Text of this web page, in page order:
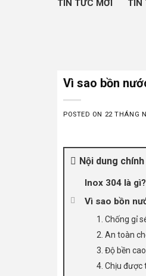
TIN TỨC MỚI TIN
Vì sao bồn
POSTED ON 22 THÁNG
Nội dung chính
Inox 304 là gì?
Vì sao bồn
1. Chống gỉ
2. An toàn
3. Độ bền
4. Chịu được